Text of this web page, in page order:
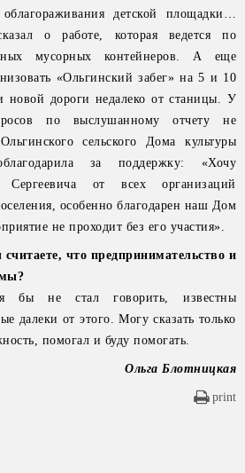
детской площадки…
о работе, которая ведется по
мусорных контейнеров. А еще
«Ольгинский забег» на 5 и 10
новой дороги недалеко от станицы. У
по выслушанному отчету не
сельского Дома культуры
за поддержку: «Хочу
Сергеевича от всех организаций
особенно благодарен наш Дом
не проходит без его участия».
что предпринимательство и
бы не стал говорить, известны
далеки от этого. Могу сказать только
помогал и буду помогать.
Ольга Блотницкая
print